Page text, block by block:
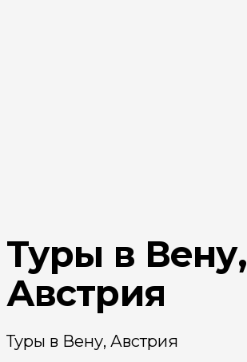
Туры в Вену,
Австрия
Туры в Вену, Австрия